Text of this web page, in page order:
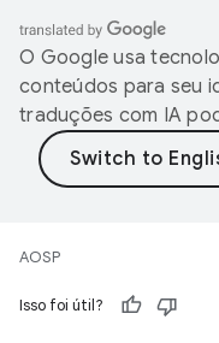
O Google usa
conteúdos para seu
traduções com IA
AOSP
Isso foi útil?